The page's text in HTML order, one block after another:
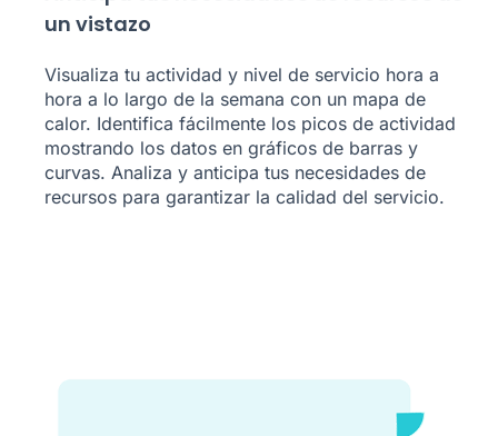
un vistazo
Visualiza tu actividad y nivel de servicio hora a
hora a lo largo de la semana con un mapa de
calor. Identifica fácilmente los picos de actividad
mostrando los datos en gráficos de barras y
curvas. Analiza y anticipa tus necesidades de
recursos para garantizar la calidad del servicio.